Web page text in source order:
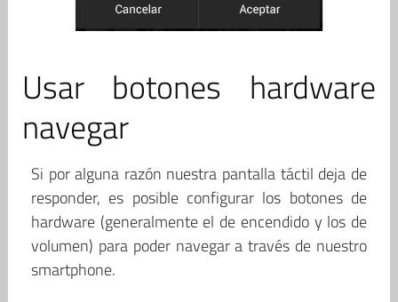
Usar botones hardware
navegar
Si por alguna razón nuestra pantalla táctil deja de
responder, es posible configurar los botones de
hardware (generalmente el de encendido y los de
volumen) para poder navegar a través de nuestro
smartphone.